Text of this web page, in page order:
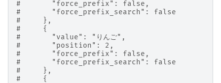
#       "force_prefix": false,
#       "force_prefix_search": false
#     },
#     {
#       "value": "りんご",
#       "position": 2,
#       "force_prefix": false,
#       "force_prefix_search": false
#     },
#     {